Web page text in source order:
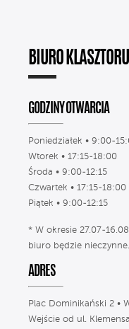
BIURO KLASZTORU
GODZINY OTWARCIA
Poniedziałek • 9:00-
Wtorek • 17:15-18:00
Środa • 9:00-12:15
Czwartek • 17:15-18:00
Piątek • 9:00-12:15
* W okresie 27.07-
biuro będzie nieczynne.
ADRES
Plac Dominikański 2 •
Wejście od ul.